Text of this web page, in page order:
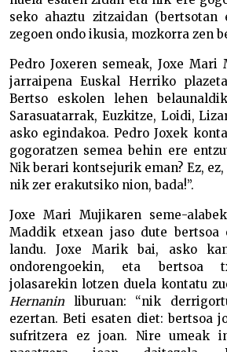
seko ahaztu zitzaidan (bertsotan
zegoen ondo ikusia, mozkorra zen
Pedro Joxeren semeak, Joxe
jarraipena Euskal Herriko
Bertso eskolen lehen
Sarasuatarrak, Euzkitze, Loidi,
asko egindakoa. Pedro Joxek
gogoratzen semea behin ere
Nik berari kontsejurik eman? Ez,
nik zer erakutsiko nion, bada!”.
Joxe Mari Mujikaren seme-
Maddik etxean jaso dute bertsoa
landu. Joxe Marik bai, asko
ondorengoekin, eta bertsoa
jolasarekin lotzen duela kontatu
Hernanin liburuan: “nik
ezertan. Beti esaten diet: bertsoa
sufritzera ez joan. Nire umeak